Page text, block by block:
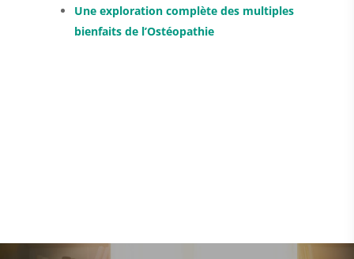
Une exploration complète des multiples
bienfaits de l’Ostéopathie